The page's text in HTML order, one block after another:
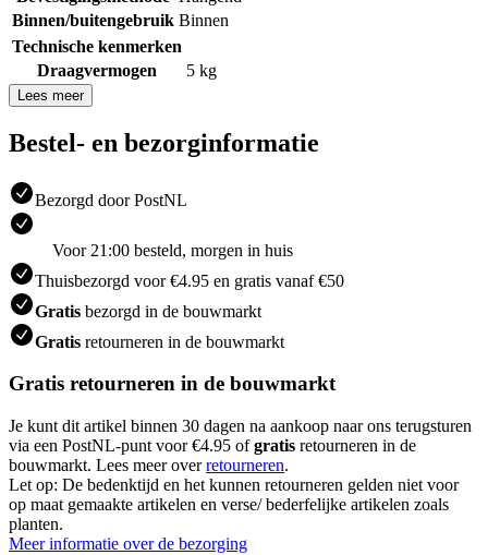
Binnen/buitengebruik Binnen
Technische kenmerken
Draagvermogen
5 kg
Lees meer
Bestel- en bezorginformatie
Bezorgd door PostNL
Voor 21:00 besteld, morgen in huis
Thuisbezorgd voor €4.95 en gratis vanaf €50
Gratis bezorgd in de bouwmarkt
Gratis retourneren in de bouwmarkt
Gratis retourneren in de bouwmarkt
Je kunt dit artikel binnen 30 dagen na aankoop naar ons terugsturen
via een PostNL-punt voor €4.95 ofgratis retourneren in de
bouwmarkt. Lees meer overretourneren.
Let op: De bedenktijd en het kunnen retourneren gelden niet voor
op maat gemaakte artikelen en verse/ bederfelijke artikelen zoals
planten.
Meer informatie over de bezorging